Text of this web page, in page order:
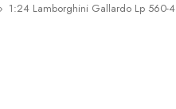
› 1:24 Lamborghini Gallardo Lp 560-